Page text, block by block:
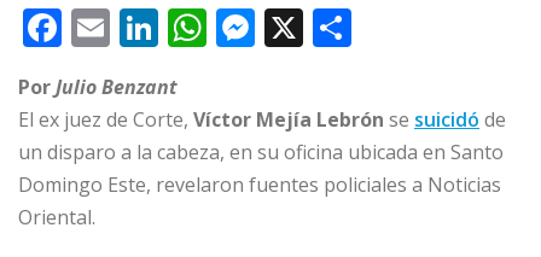
F
a
c
e
b
o
E
m
ai
l
Li
k
e
dI
W
at
s
A
M
ss
e
n
X
m
p
ar
PorJulio Benzant
El ex juez de Corte, Víctor Mejía Lebrón se suicidó de
un disparo a la cabeza, en su oficina ubicada en Santo
Domingo Este, revelaron fuentes policiales a Noticias
Oriental.